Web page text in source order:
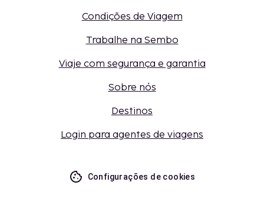
Condições de Viagem
Trabalhe na Sembo
Viaje com segurança e garantia
Sobre nós
Destinos
Login para agentes de viagens
Configurações de cookies